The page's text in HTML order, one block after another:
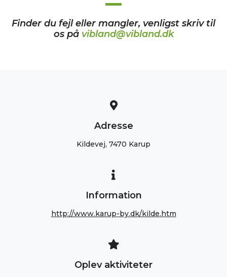
Finder du fejl eller mangler, venligst skriv til
os på vibland@vibland.dk
Adresse
Kildevej, 7470 Karup
Information
http://www.karup-by.dk/kilde.htm
Oplev aktiviteter